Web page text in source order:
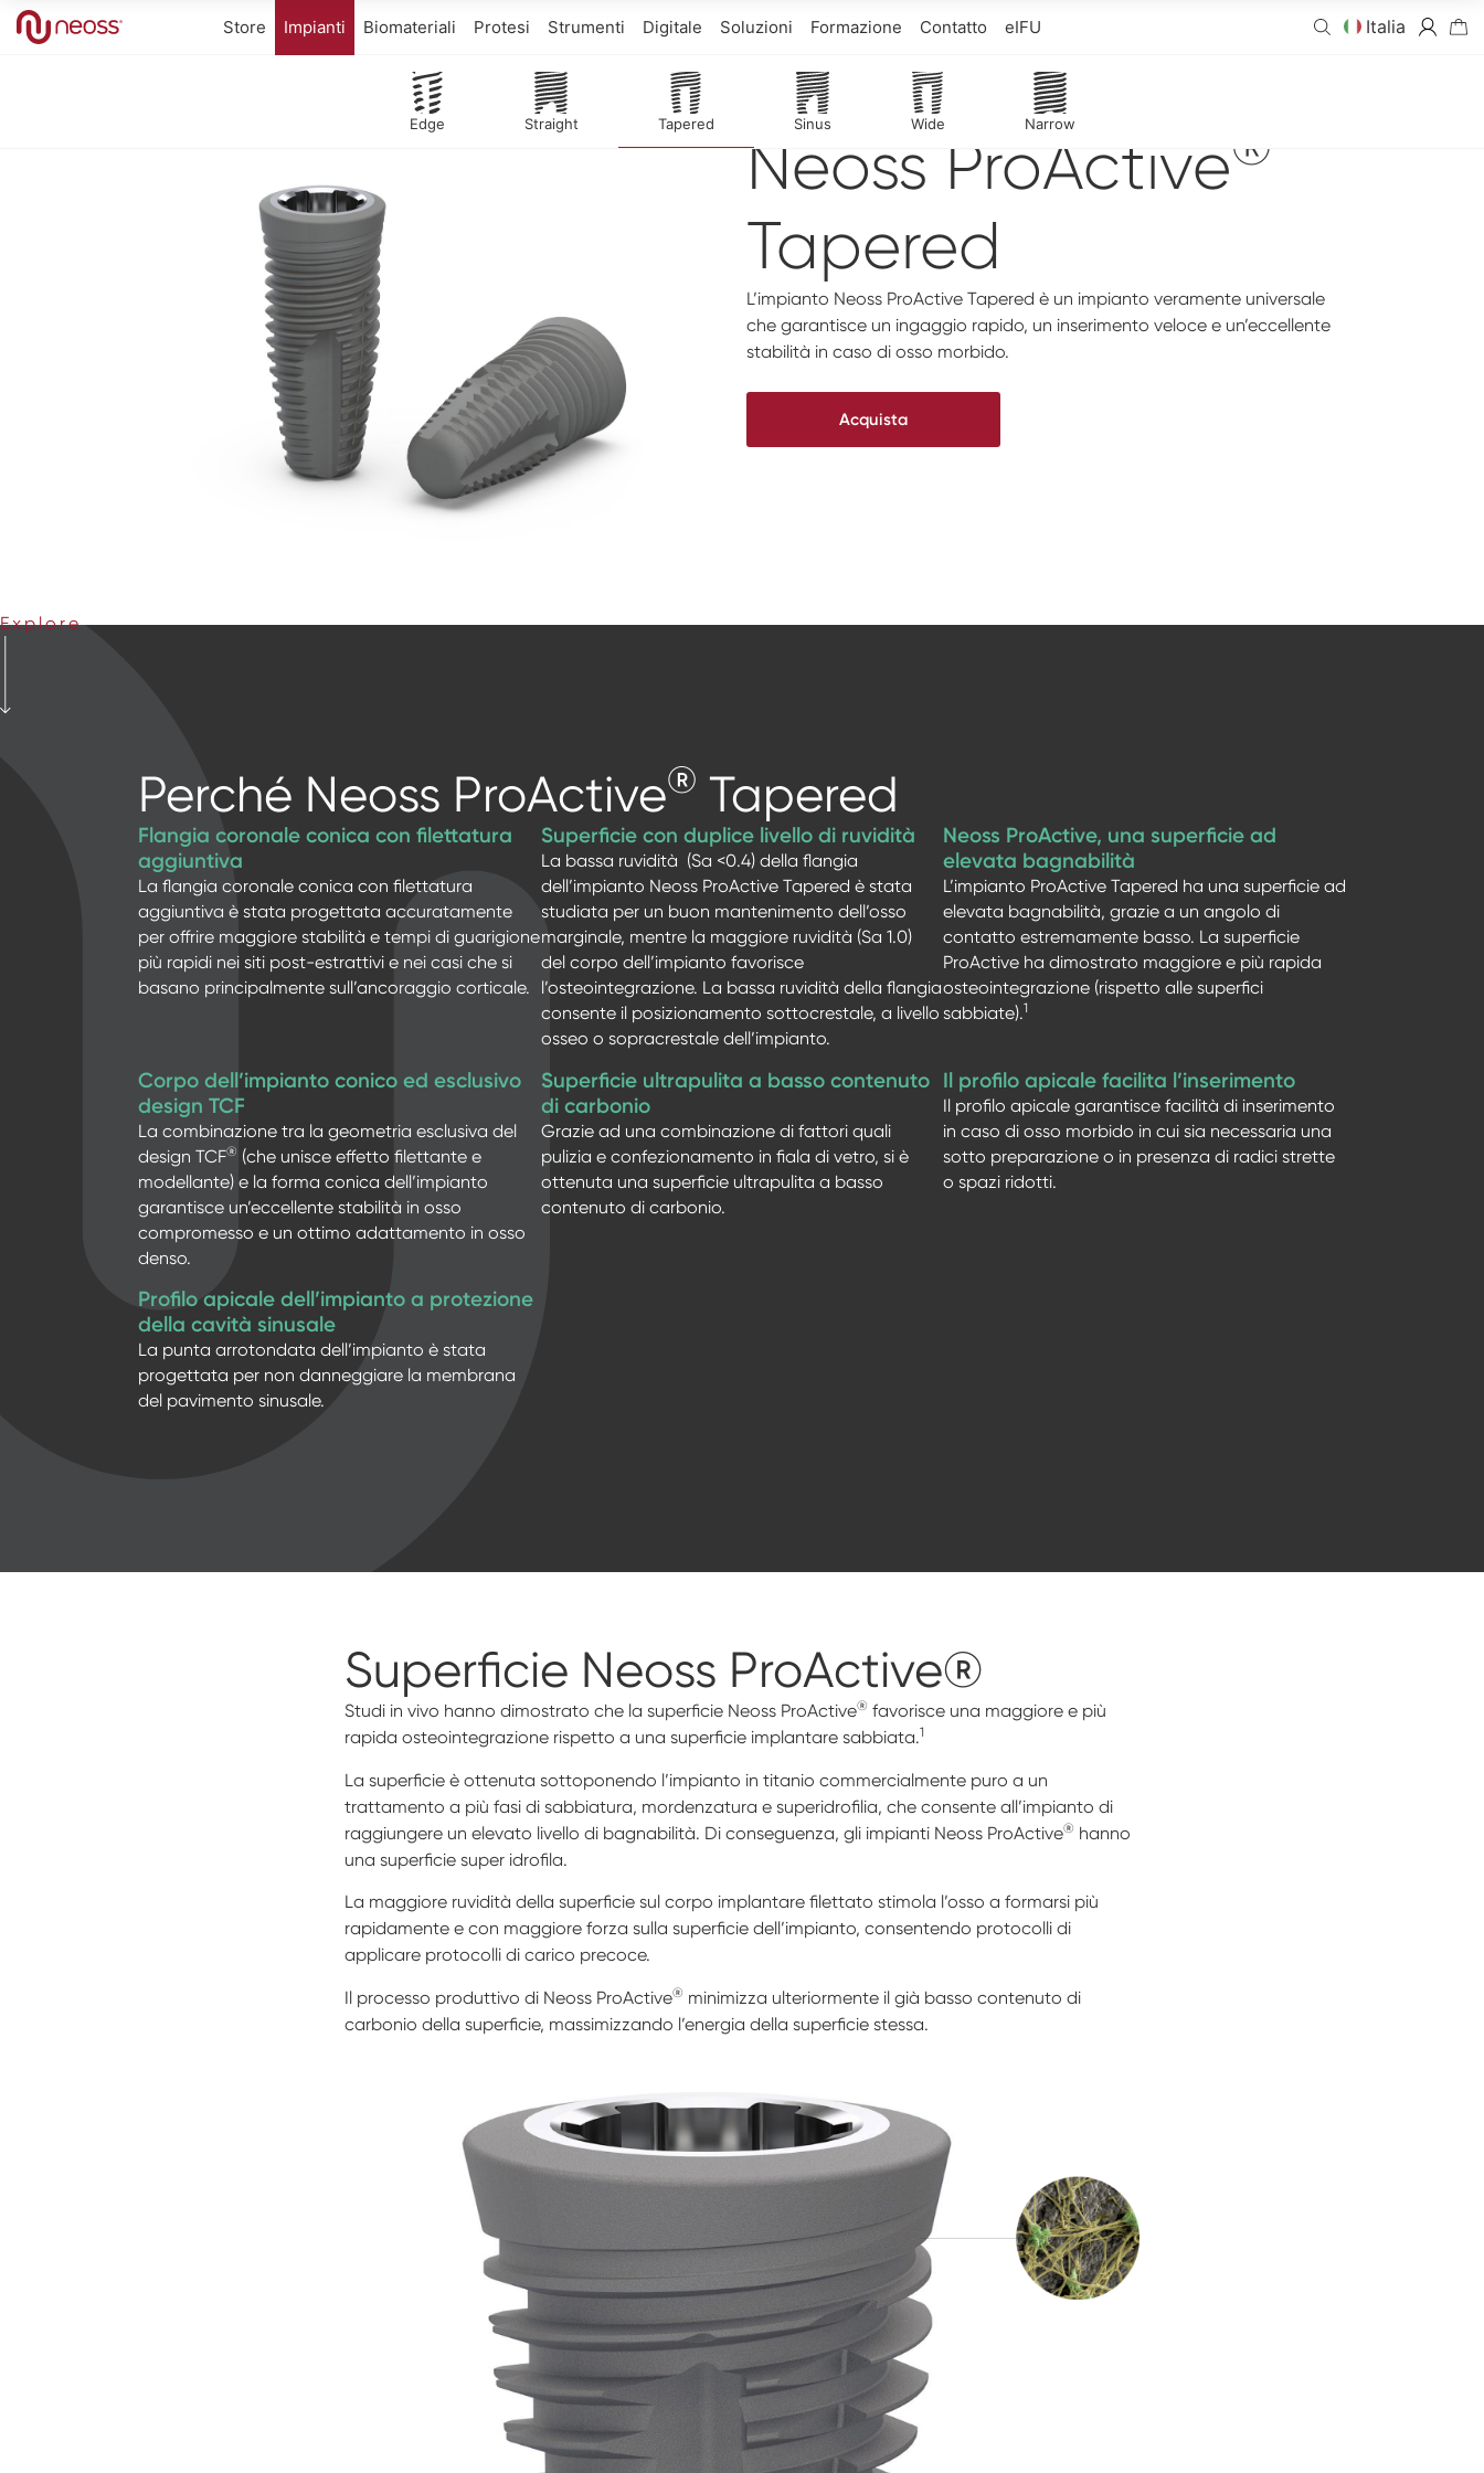
Store Impianti
Edge Straight Tapered Sinus Wide Narrow
Biomateriali Protesi Strumenti Digitale Soluzioni Formazione Contatto eIFU Italia
Neoss ProActive®
Tapered
L’impianto Neoss ProActive Tapered è un impianto veramente universale
che garantisce un ingaggio rapido, un inserimento veloce e un’eccellente
stabilità in caso di osso morbido.
Acquista
Explore
Perché Neoss ProActive® Tapered
Flangia coronale conica con filettatura
aggiuntiva
La flangia coronale conica con filettatura
aggiuntiva è stata progettata accuratamente
per offrire maggiore stabilità e tempi di guarigione
più rapidi nei siti post-estrattivi e nei casi che si
basano principalmente sull’ancoraggio corticale.
Superficie con duplice livello di ruvidità
La bassa ruvidità (Sa <0.4)della flangia
dell’impianto Neoss ProActiveTapered è stata
studiata per un buon mantenimento dell’osso
marginale, mentre la maggiore ruvidità (Sa 1.0)
del corpo dell’impianto favorisce
l’osteointegrazione. La bassa ruvidità della flangia
consente il posizionamento sottocrestale, a livello
osseo o sopracrestale dell’impianto.
Neoss ProActive, una superficie ad
elevata bagnabilità
L’impianto ProActive Tapered ha una superficie ad
elevata bagnabilità, grazie a un angolo di
contatto estremamente basso. La superficie
ProActive ha dimostrato maggiore e più rapida
osteointegrazione (rispetto alle superfici
sabbiate).1
Corpo dell’impianto conico ed esclusivo
design TCF
La combinazione tra la geometria esclusiva del
design TCF® (che unisce effetto filettante e
modellante) e la forma conica dell’impianto
garantisce un’eccellente stabilità in osso
compromesso e un ottimo adattamento in osso
denso.
Superficie ultrapulita a basso contenuto
di carbonio
Grazie ad una combinazione di fattori quali
pulizia e confezionamento in fiala di vetro, si è
ottenuta una superficie ultrapulita a basso
contenuto di carbonio.
Il profilo apicale facilita l’inserimento
Il profilo apicale garantisce facilità di inserimento
in caso di osso morbido in cui sia necessaria una
sotto preparazione o in presenza di radici strette
o spazi ridotti.
Profilo apicale dell’impianto a protezione
della cavità sinusale
La punta arrotondata dell’impianto è stata
progettata per non danneggiare la membrana
del pavimento sinusale.
Superficie Neoss ProActive®
Studi in vivo hanno dimostrato che la superficie Neoss ProActive® favorisce una maggiore e più
rapida osteointegrazione rispetto a una superficie implantare sabbiata.1
La superficie è ottenuta sottoponendo l’impianto in titanio commercialmente puro a un
trattamento a più fasi di sabbiatura, mordenzatura e superidrofilia, che consente all’impianto di
raggiungere un elevato livello di bagnabilità. Di conseguenza, gli impianti Neoss ProActive® hanno
una superficie super idrofila.
La maggiore ruvidità della superficie sul corpo implantare filettato stimola l’osso a formarsi più
rapidamente e con maggiore forza sulla superficie dell’impianto, consentendo protocolli di
applicare protocolli di carico precoce.
Il processo produttivo di Neoss ProActive® minimizza ulteriormente il già basso contenuto di
carbonio della superficie, massimizzando l’energia della superficie stessa.